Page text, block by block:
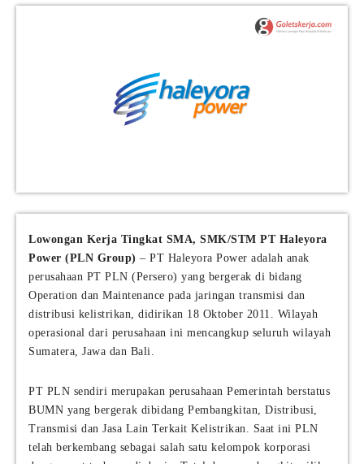
Lowongan Kerja Tingkat SMA, SMK/STM PT Haleyora
Power (PLN Group) – PT Haleyora Power adalah anak
perusahaan PT PLN (Persero) yang bergerak di bidang
Operation dan Maintenance pada jaringan transmisi dan
distribusi kelistrikan, didirikan 18 Oktober 2011. Wilayah
operasional dari perusahaan ini mencangkup seluruh wilayah
Sumatera, Jawa dan Bali.
PT PLN sendiri merupakan perusahaan Pemerintah berstatus
BUMN yang bergerak dibidang Pembangkitan, Distribusi,
Transmisi dan Jasa Lain Terkait Kelistrikan. Saat ini PLN
telah berkembang sebagai salah satu kelompok korporasi